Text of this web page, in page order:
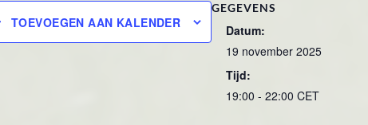
TOEVOEGEN AAN KALENDER
GEGEVENS
Datum:
19 november 2025
Tijd:
19:00 - 22:00CET